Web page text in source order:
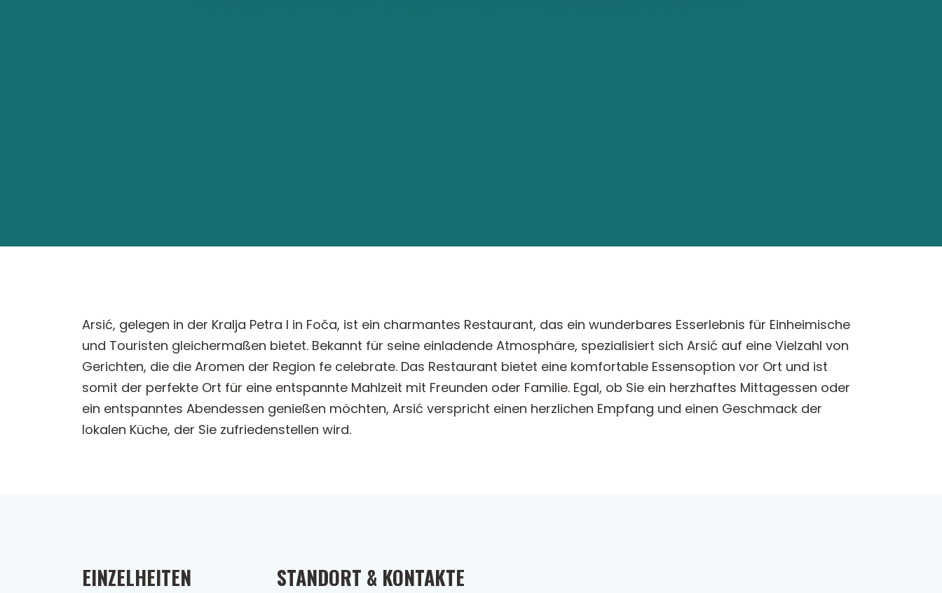
Arsić, gelegen in der Kralja Petra I in Foča, ist ein charmantes Restaurant, das ein wunderbares Esserlebnis für Einheimische
und Touristen gleichermaßen bietet. Bekannt für seine einladende Atmosphäre, spezialisiert sich Arsić auf eine Vielzahl von
Gerichten, die die Aromen der Region fe celebrate. Das Restaurant bietet eine komfortable Essensoption vor Ort und ist
somit der perfekte Ort für eine entspannte Mahlzeit mit Freunden oder Familie. Egal, ob Sie ein herzhaftes Mittagessen oder
ein entspanntes Abendessen genießen möchten, Arsić verspricht einen herzlichen Empfang und einen Geschmack der
lokalen Küche, der Sie zufriedenstellen wird.
EINZELHEITEN STANDORT & KONTAKTE